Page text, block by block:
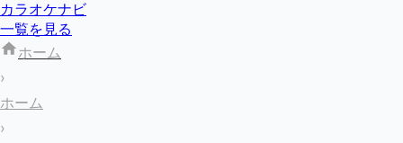
カラオケナビ
一覧を見る
ホーム
›
ホーム
›